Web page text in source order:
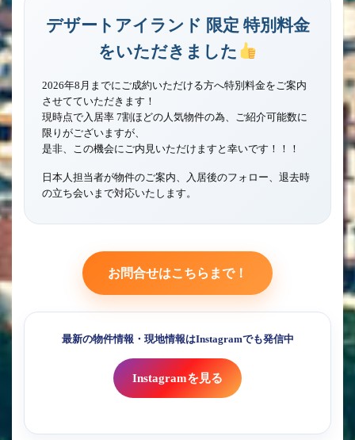
デザートアイランド 限定 特別料金
をいただきました
2026年8月までにご成約いただける方へ特別料金をご案内
させてていただきます！
現時点で入居率 7割ほどの人気物件の為、ご紹介可能数に
限りがございますが、
是非、この機会にご内見いただけますと幸いです！！！
日本人担当者が物件のご案内、入居後のフォロー、退去時
の立ち会いまで対応いたします。
お問合せはこちらまで！
最新の物件情報・現地情報はInstagramでも発信中
Instagramを見る